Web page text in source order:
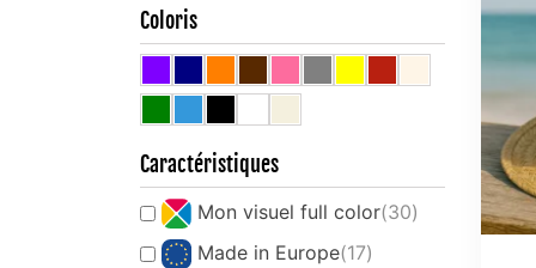
Coloris
Caractéristiques
Mon visuel full color(30)
Made in Europe(17)